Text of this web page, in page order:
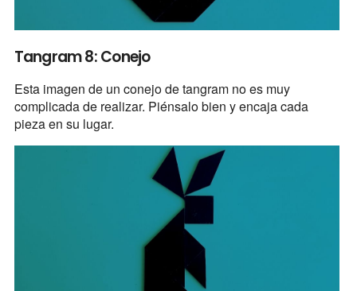
Tangram 8: Conejo
Esta imagen de un conejo de tangram no es muy
complicada de realizar. Piénsalo bien y encaja cada
pieza en su lugar.